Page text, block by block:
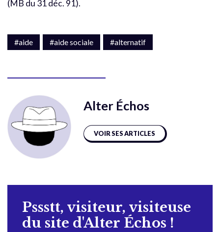
(MB du 31 déc. 91).
#aide #aide sociale #alternatif
Alter Échos
VOIR SES ARTICLES
Pssstt, visiteur, visiteuse
du site d'Alter Échos !